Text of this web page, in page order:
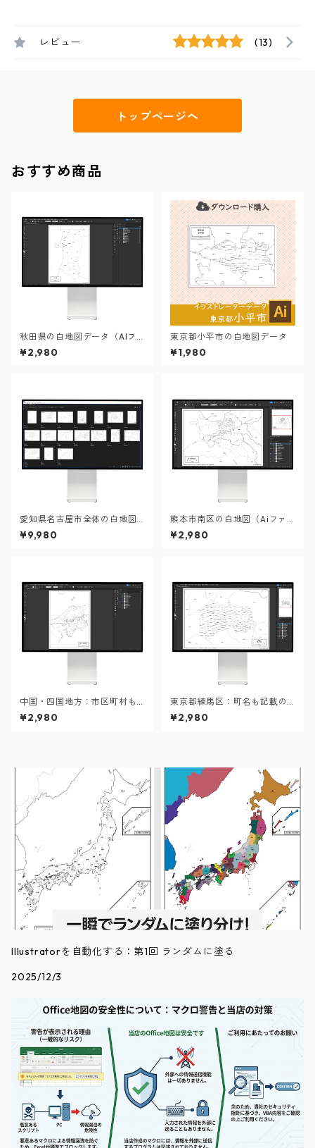
レビュー (13)
トップページへ
おすすめ商品
秋田県の白地図データ（AIフ
ァイル）
¥2,980
東京都小平市の白地図データ
¥1,980
愛知県名古屋市全体の白地図
と各16区のセット（Aiファイ
ル）
¥9,980
熊本市南区の白地図（Aiファ
イル）
¥2,980
中国・四国地方：市区町村も
記載の地図データ（PDF・Ai
ファイル）
¥2,980
東京都練馬区：町名も記載の
地図データ（PDF・Aiファイ
ル）
¥2,980
Illustratorを自動化する：第1回 ランダムに塗る
2025/12/3